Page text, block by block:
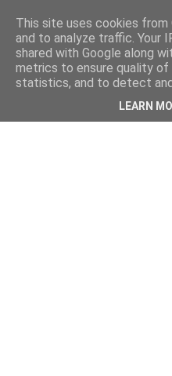
This site uses cookies
and to analyze traffic. Your
shared with Google along
metrics to ensure quality of
statistics, and to detect
LEARN